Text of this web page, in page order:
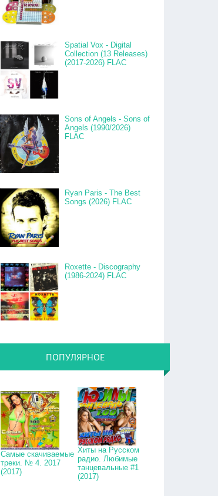
Spatial Vox - Digital
Collection (13 Releases)
(2017-2026) FLAC
Sons of Angels - Sons of
Angels (1990/2026)
FLAC
Ryan Paris - The Best
Songs (2026) FLAC
Roxette - Discography
(1986-2024) FLAC
ПОПУЛЯРНОЕ
Самые скачиваемые
треки. № 4. 2017
(2017)
Хиты на Русском
радио. Любимые
танцевальные #1
(2017)